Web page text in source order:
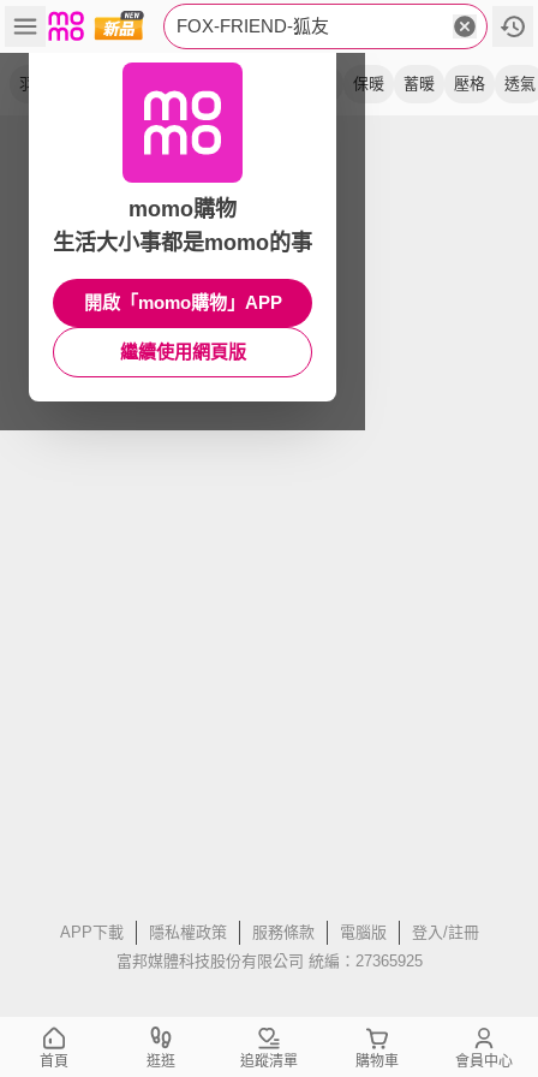
FOX-FRIEND-狐友
羽絨 保暖 蓄暖 壓格 透氣
APP下載 隱私權政策 服務條款 電腦版
登入/註冊
富邦媒體科技股份有限公司 統編：27365925
momo購物
生活大小事都是momo的事
開啟「momo購物」APP
繼續使用網頁版
首頁 逛逛 追蹤清單 購物車 會員中心